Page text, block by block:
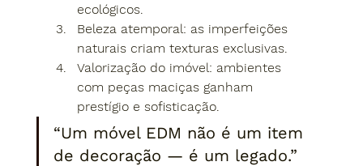
ecológicos.
Beleza atemporal: as imperfeições
naturais criam texturas exclusivas.
Valorização do imóvel: ambientes
com peças maciças ganham
prestígio e sofisticação.
“Um móvel EDM não é um item
de decoração — é um legado.”